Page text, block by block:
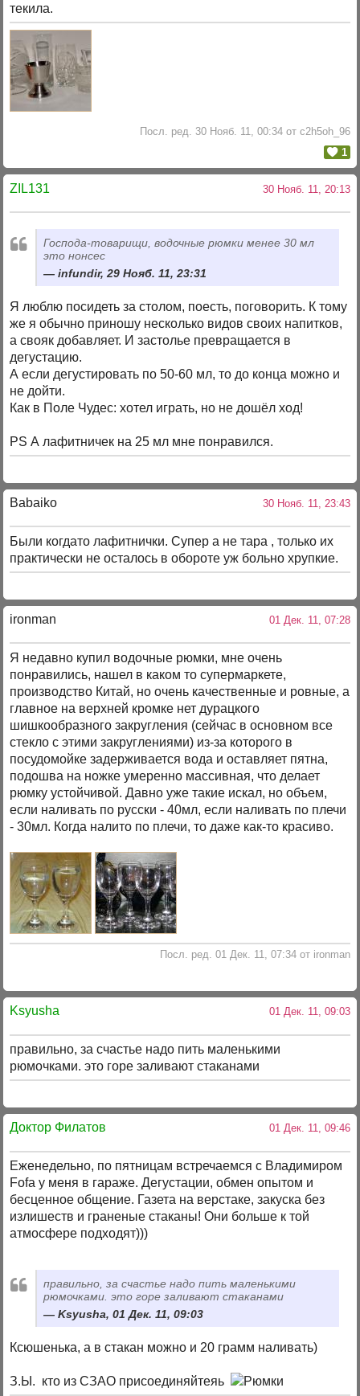
текила.
Посл. ред. 30 Нояб. 11, 00:34 от c2h5oh_96
1
ZIL131 30 Нояб. 11, 20:13
Господа-товарищи, водочные рюмки менее 30 мл
это нонсес
infundir, 29 Нояб. 11, 23:31
Я люблю посидеть за столом, поесть, поговорить. К тому
же я обычно приношу несколько видов своих напитков,
а свояк добавляет. И застолье превращается в
дегустацию.
А если дегустировать по 50-60 мл, то до конца можно и
не дойти.
Как в Поле Чудес: хотел играть, но не дошёл ход!
PS А лафитничек на 25 мл мне понравился.
Babaiko 30 Нояб. 11, 23:43
Были когдато лафитнички. Супер а не тара , только их
практически не осталось в обороте уж больно хрупкие.
ironman 01 Дек. 11, 07:28
Я недавно купил водочные рюмки, мне очень
понравились, нашел в каком то супермаркете,
производство Китай, но очень качественные и ровные, а
главное на верхней кромке нет дурацкого
шишкообразного закругления (сейчас в основном все
стекло с этими закруглениями) из-за которого в
посудомойке задерживается вода и оставляет пятна,
подошва на ножке умеренно массивная, что делает
рюмку устойчивой. Давно уже такие искал, но объем,
если наливать по русски - 40мл, если наливать по плечи
- 30мл. Когда налито по плечи, то даже как-то красиво.
Посл. ред. 01 Дек. 11, 07:34 от ironman
Ksyusha 01 Дек. 11, 09:03
правильно, за счастье надо пить маленькими
рюмочками. это горе заливают стаканами
Доктор Филатов 01 Дек. 11, 09:46
Еженедельно, по пятницам встречаемся с Владимиром
Fofa у меня в гараже. Дегустации, обмен опытом и
бесценное общение. Газета на верстаке, закуска без
излишеств и граненые стаканы! Они больше к той
атмосфере подходят)))
правильно, за счастье надо пить маленькими
рюмочками. это горе заливают стаканами
Ksyusha, 01 Дек. 11, 09:03
Ксюшенька, а в стакан можно и 20 грамм наливать)
З.Ы. кто из СЗАО присоединяйтеяь